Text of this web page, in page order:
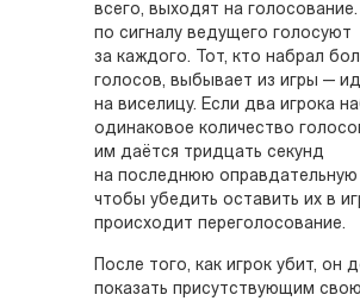
всего, выходят на
по сигналу ведущего голосуют
за каждого. Тот, кто набрал
голосов, выбывает из игры —
на виселицу. Если два игрока
одинаковое количество
им даётся тридцать секунд
на последнюю оправдательную
чтобы убедить оставить их в
происходит переголосование.
После того, как игрок убит, он
показать присутствующим свою